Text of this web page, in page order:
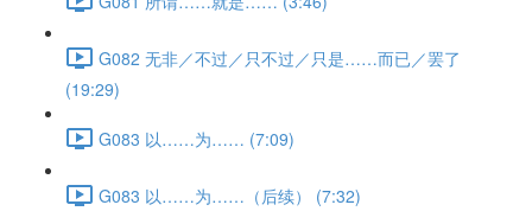
G082 无非／不过／只不过／只是……而已／罢了
(19:29)
G083 以……为…… (7:09)
G083 以……为……（后续） (7:32)